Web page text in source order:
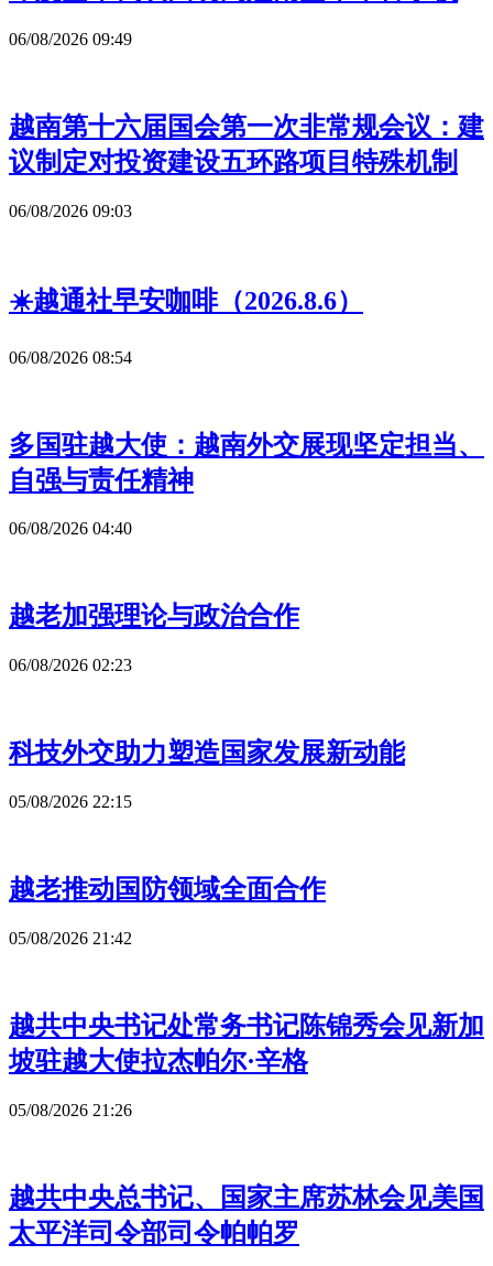
06/08/2026 09:49
越南第十六届国会第一次非常规会议：建
议制定对投资建设五环路项目特殊机制
06/08/2026 09:03
☀️越通社早安咖啡（2026.8.6）
06/08/2026 08:54
多国驻越大使：越南外交展现坚定担当、
自强与责任精神
06/08/2026 04:40
越老加强理论与政治合作
06/08/2026 02:23
科技外交助力塑造国家发展新动能
05/08/2026 22:15
越老推动国防领域全面合作
05/08/2026 21:42
越共中央书记处常务书记陈锦秀会见新加
坡驻越大使拉杰帕尔·辛格
05/08/2026 21:26
越共中央总书记、国家主席苏林会见美国
太平洋司令部司令帕帕罗